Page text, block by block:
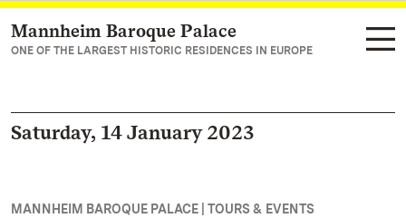
Navigate to main page
Mannheim Baroque Palace
ONE OF THE LARGEST HISTORIC RESIDENCES IN EUROPE
Saturday, 14 January 2023
MANNHEIM BAROQUE PALACE | TOURS & EVENTS